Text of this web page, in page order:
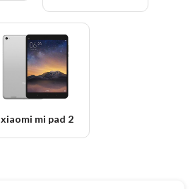
xiaomi mi pad 2